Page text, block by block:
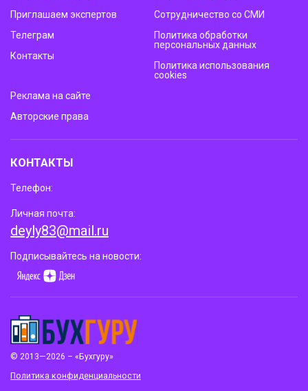
© 2013—2026 – «Бухгуру»
Политика конфиденциальности
Приглашаем экспертов
Телеграм
Контакты
Сотрудничество со СМИ
Политика обработки
персональных данных
Политика использования
cookies
Реклама на сайте
Авторские права
КОНТАКТЫ
Телефон:
Личная почта:
deyly83@mail.ru
Подписывайтесь на новости: